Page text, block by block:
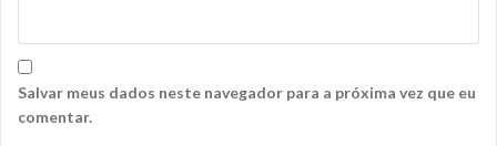
Salvar meus dados neste navegador para a próxima vez que eu
comentar.